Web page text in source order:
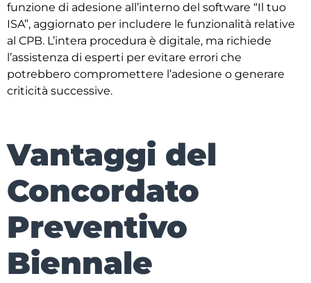
funzione di adesione all’interno del software “Il tuo
ISA”, aggiornato per includere le funzionalità relative
al CPB. L’intera procedura è digitale, ma richiede
l’assistenza di esperti per evitare errori che
potrebbero compromettere l’adesione o generare
criticità successive.
Vantaggi del
Concordato
Preventivo
Biennale